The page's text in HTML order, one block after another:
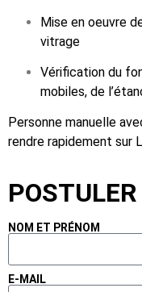
Mise en oeuvre
vitrage
Vérification du
mobiles, de
Personne manuelle
rendre rapidement sur
POSTULER
NOM ET PRÉNOM
E-MAIL